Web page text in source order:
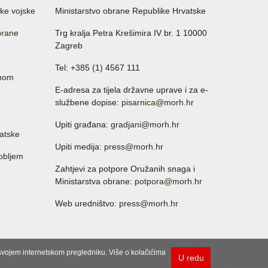
vojske Ministarstvo obrane Republike Hrvatske
Trg kralja Petra Krešimira IV br. 1 10000
Zagreb
Tel: +385 (1) 4567 111
E-adresa za tijela državne uprave i za e-
službene dopise: pisarnica@morh.hr
Upiti građana: gradjani@morh.hr
Upiti medija: press@morh.hr
Zahtjevi za potpore Oružanih snaga i
Ministarstva obrane: potpora@morh.hr
Web uredništvo: press@morh.hr
U redu
internetskom pregledniku. Više o kolačićima